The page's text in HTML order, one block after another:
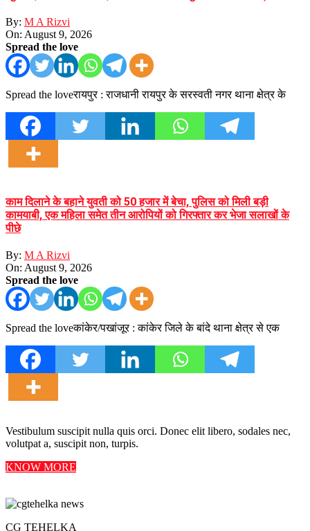
By: M A Rizvi
On: August 9, 2026
Spread the love
Spread the loveरायपुर : राजधानी रायपुर के सरस्वती नगर थाना क्षेत्र के
काम दिलाने के बहाने युवती को 50 हजार में बेचा, पुलिस को मिली बड़ी
कामयाबी, एक महिला समेत तीन आरोपियों को गिरफ्तार कर भेजा सलाखों के
पीछे
By: M A Rizvi
On: August 9, 2026
Spread the love
Spread the loveकांकेर/पखांजूर : कांकेर जिले के बांदे थाना क्षेत्र से एक
Vestibulum suscipit nulla quis orci. Donec elit libero, sodales nec,
volutpat a, suscipit non, turpis.
KNOW MORE
CG TEHELKA